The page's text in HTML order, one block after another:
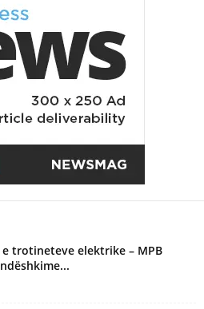
trotineteve elektrike – MPB